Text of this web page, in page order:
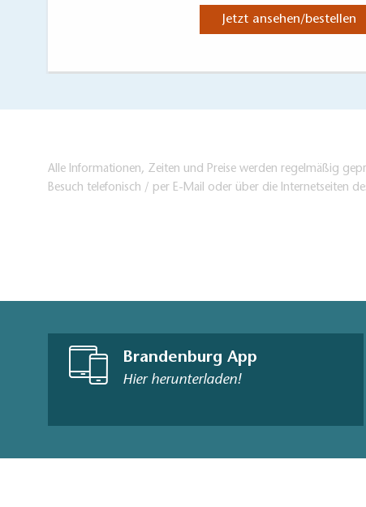
Jetzt ansehen/bestellen
Alle Informationen, Zeiten und Preise werden regelmäßig
Besuch telefonisch / per E-Mail oder über die Internetseiten
Brandenburg App
Hier herunterladen!